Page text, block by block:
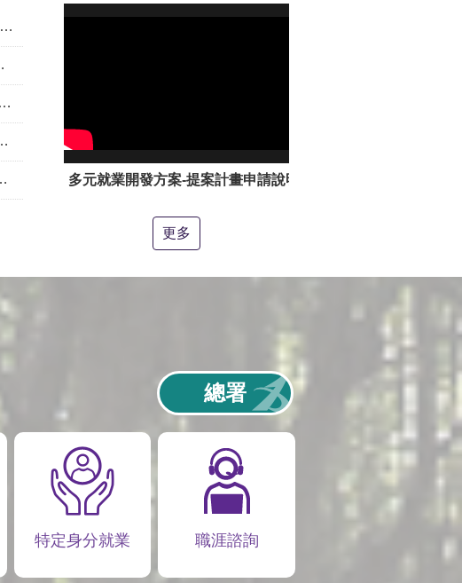
多元就業開發方案-提案計畫申請說明影片
更多
總署
特定身分就業 職涯諮詢